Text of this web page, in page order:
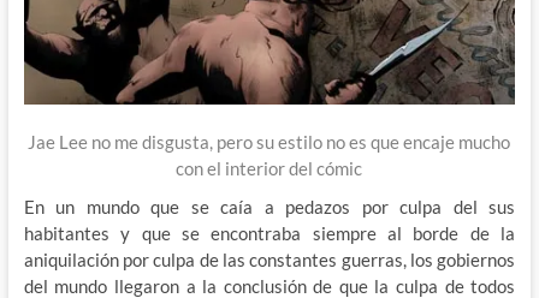
Jae Lee no me disgusta, pero su estilo no es que encaje mucho
con el interior del cómic
En un mundo que se caía a pedazos por culpa del sus
habitantes y que se encontraba siempre al borde de la
aniquilación por culpa de las constantes guerras, los gobiernos
del mundo llegaron a la conclusión de que la culpa de todos